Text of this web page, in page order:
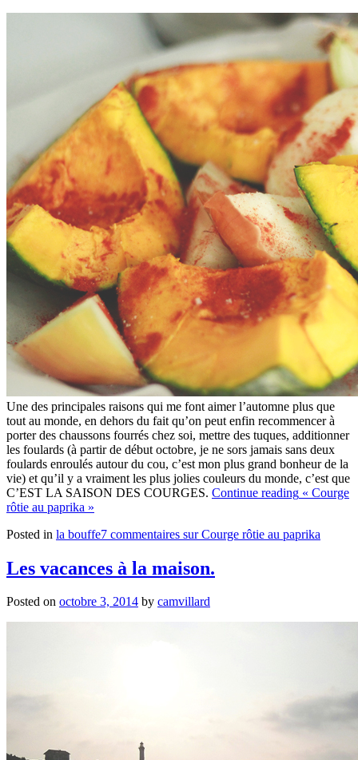
Une des principales raisons qui me font aimer l’automne plus que
tout au monde, en dehors du fait qu’on peut enfin recommencer à
porter des chaussons fourrés chez soi, mettre des tuques, additionner
les foulards (à partir de début octobre, je ne sors jamais sans deux
foulards enroulés autour du cou, c’est mon plus grand bonheur de la
vie) et qu’il y a vraiment les plus jolies couleurs du monde, c’est que
C’EST LA SAISON DES COURGES. Continue reading « Courge
rôtie au paprika »
Posted in la bouffe7 commentaires sur Courge rôtie au paprika
Les vacances à la maison.
Posted on octobre 3, 2014 by camvillard